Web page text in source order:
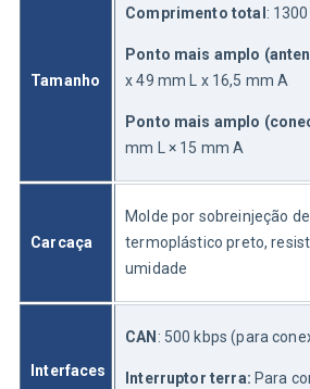
Tamanho
Comprimento total :
Ponto mais amplo
x 49 mm L x 16,5 mm A
Ponto mais amplo
mm L × 15 mm A
Carcaça
Molde por sobreinjeção de
termoplástico preto,
umidade
Interfaces
CAN : 500 kbps (para
Interruptor terra: Para